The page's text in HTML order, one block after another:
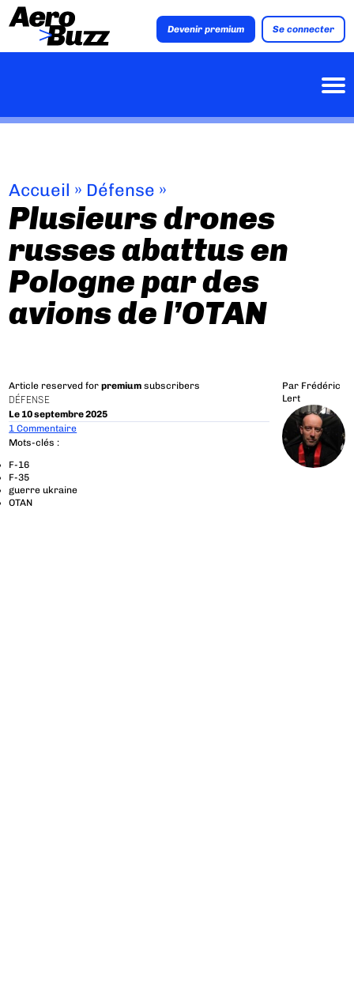
Devenir premium Se connecter
Accueil » Défense »
Plusieurs drones
russes abattus en
Pologne par des
avions de l’OTAN
Article reserved forpremium subscribers
DÉFENSE
Le 10 septembre 2025
Par Frédéric
Lert
1 Commentaire
Mots-clés :
F-16
F-35
guerre ukraine
OTAN